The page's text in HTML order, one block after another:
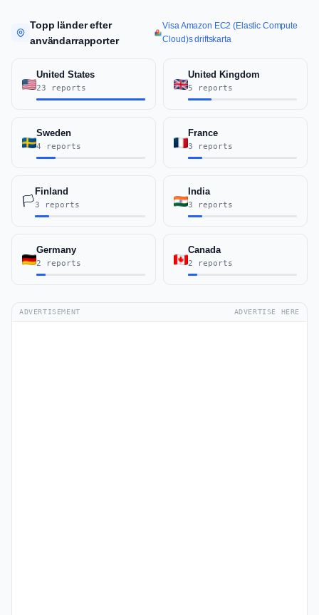
Topp länder efter
användarrapporter
Visa Amazon EC2 (Elastic Compute
Cloud)s driftskarta
United States
23 reports
United Kingdom
5 reports
Sweden
4 reports
France
3 reports
🏳️
Finland
3 reports
India
3 reports
Germany
2 reports
Canada
2 reports
ADVERTISEMENT ADVERTISE HERE